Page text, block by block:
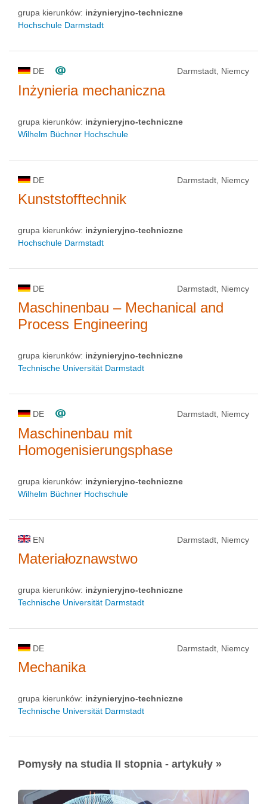
grupa kierunków: inżynieryjno-techniczne
Hochschule Darmstadt
DE Darmstadt, Niemcy
Inżynieria mechaniczna
grupa kierunków: inżynieryjno-techniczne
Wilhelm Büchner Hochschule
DE Darmstadt, Niemcy
Kunststofftechnik
grupa kierunków: inżynieryjno-techniczne
Hochschule Darmstadt
DE Darmstadt, Niemcy
Maschinenbau – Mechanical and
Process Engineering
grupa kierunków: inżynieryjno-techniczne
Technische Universität Darmstadt
DE Darmstadt, Niemcy
Maschinenbau mit
Homogenisierungsphase
grupa kierunków: inżynieryjno-techniczne
Wilhelm Büchner Hochschule
EN Darmstadt, Niemcy
Materiałoznawstwo
grupa kierunków: inżynieryjno-techniczne
Technische Universität Darmstadt
DE Darmstadt, Niemcy
Mechanika
grupa kierunków: inżynieryjno-techniczne
Technische Universität Darmstadt
Pomysły na studia II stopnia - artykuły »